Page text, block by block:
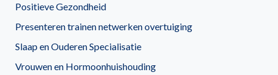
Positieve Gezondheid
Presenteren trainen netwerken overtuiging
Slaap en Ouderen Specialisatie
Vrouwen en Hormoonhuishouding